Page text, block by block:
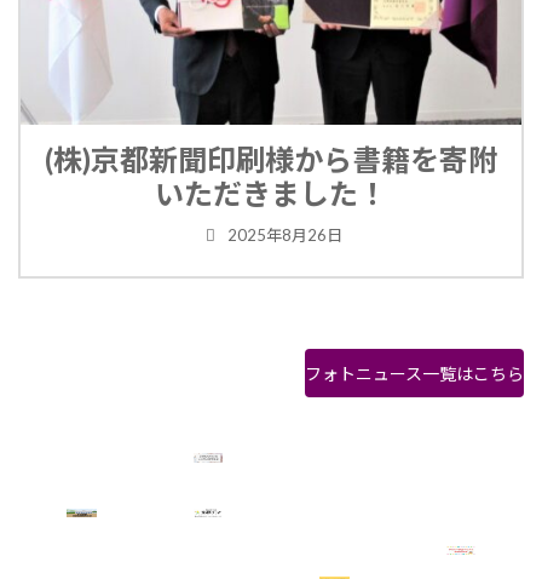
(株)京都新聞印刷様から書籍を寄附
いただきました！
2025年8月26日
フォトニュース一覧はこちら